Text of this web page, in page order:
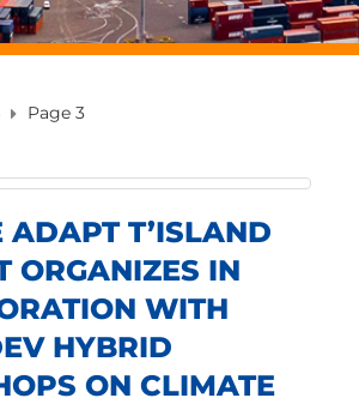
Page 3
ADAPT T’ISLAND
ORGANIZES IN
WITH
HYBRID
ON CLIMATE